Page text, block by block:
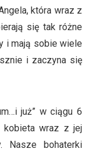
która wraz z
się tak różne
i mają sobie wiele
i zaczyna się
już” w ciągu 6
kobieta wraz z jej
Nasze bohaterki